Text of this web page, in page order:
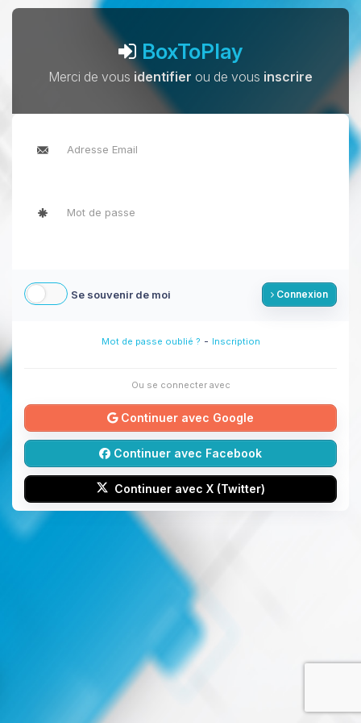
BoxToPlay
Merci de vous identifier ou de vous inscrire
Se souvenir de moi Connexion
Mot de passe oublié ? - Inscription
Ou se connecter avec
Continuer avec Google
Continuer avec Facebook
Continuer avec X (Twitter)